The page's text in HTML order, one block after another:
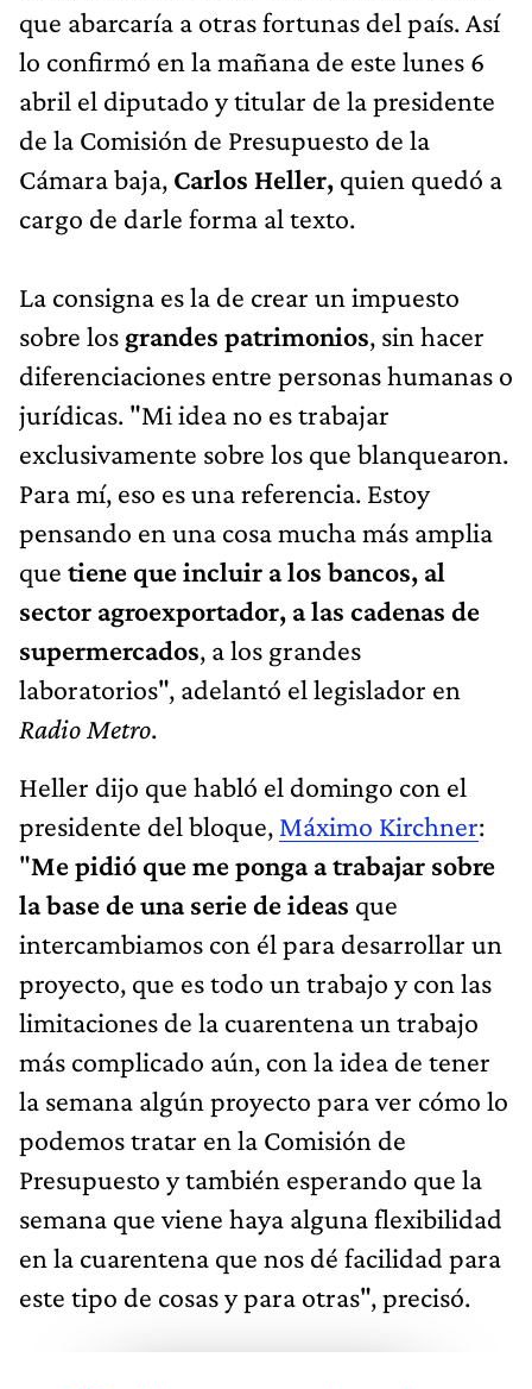
que abarcaría a otras fortunas del país. Así
lo confirmó en la mañana de este lunes 6
abril el diputado y titular de la presidente
de la Comisión de Presupuesto de la
Cámara baja, Carlos Heller, quien quedó a
cargo de darle forma al texto.
La consigna es la de crear un impuesto
sobre los grandes patrimonios, sin hacer
diferenciaciones entre personas humanas o
jurídicas. "Mi idea no es trabajar
exclusivamente sobre los que blanquearon.
Para mí, eso es una referencia. Estoy
pensando en una cosa mucha más amplia
que tiene que incluir a los bancos, al
sector agroexportador, a las cadenas de
supermercados, a los grandes
laboratorios", adelantó el legislador en
Radio Metro.
Heller dijo que habló el domingo con el
presidente del bloque, Máximo Kirchner:
"Me pidió que me ponga a trabajar sobre
la base de una serie de ideas que
intercambiamos con él para desarrollar un
proyecto, que es todo un trabajo y con las
limitaciones de la cuarentena un trabajo
más complicado aún, con la idea de tener
la semana algún proyecto para ver cómo lo
podemos tratar en la Comisión de
Presupuesto y también esperando que la
semana que viene haya alguna flexibilidad
en la cuarentena que nos dé facilidad para
este tipo de cosas y para otras", precisó.